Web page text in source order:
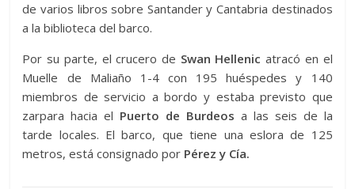
de varios libros sobre Santander y Cantabria destinados
a la biblioteca del barco.
Por su parte, el crucero de Swan Hellenic atracó en el
Muelle de Maliaño 1-4 con 195 huéspedes y 140
miembros de servicio a bordo y estaba previsto que
zarpara hacia el Puerto de Burdeos a las seis de la
tarde locales. El barco, que tiene una eslora de 125
metros, está consignado por Pérez y Cía.